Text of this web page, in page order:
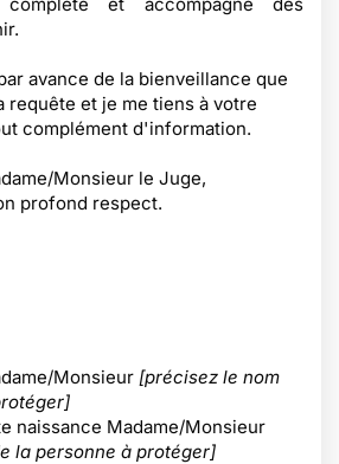
avance de la bienveillance que
requête et je me tiens à votre
complément d'information.
Monsieur le Juge,
profond respect.
Monsieur [précisez le nom
naissance Madame/Monsieur
la personne à protéger]